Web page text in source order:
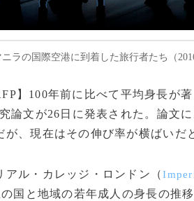
ラの国際空港に到着した旅行者たち（
】100年前に比べて平均身長が
論文が26日に発表された。論文
が、現在はその伸び率が横ばいだ
ル・カレッジ・ロンドン（
国と地域の若年成人の身長の推